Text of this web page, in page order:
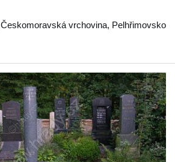
Českomoravská vrchovina, Pelhřimovsko